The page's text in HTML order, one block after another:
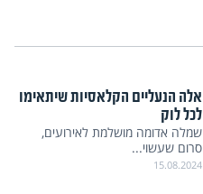
אלה הנעליים הקלאסיות שיתאימו
לכל לוק
שמלה אדומה מושלמת לאירועים,
סרום שעשוי...
15.08.2024